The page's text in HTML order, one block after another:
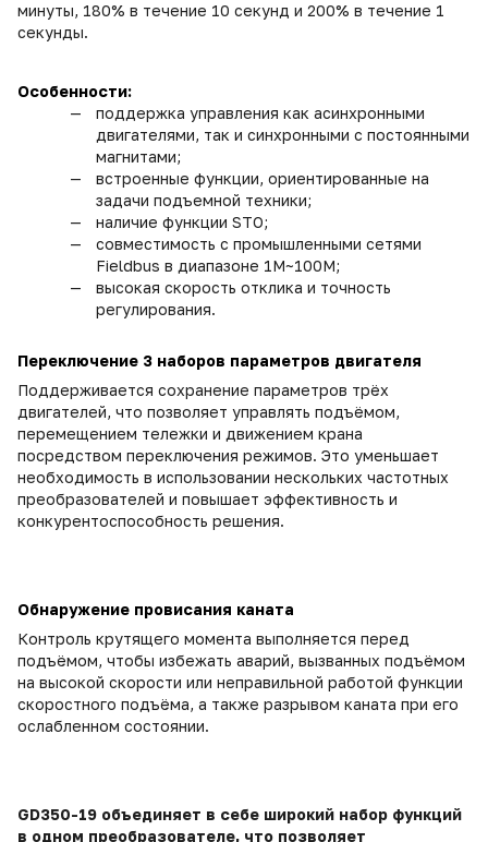
минуты, 180% в течение 10 секунд и 200% в течение 1
секунды.
Особенности:
поддержка управления как асинхронными
двигателями, так и синхронными с постоянными
магнитами;
встроенные функции, ориентированные на
задачи подъемной техники;
наличие функции STO;
совместимость с промышленными сетями
Fieldbus в диапазоне 1M~100M;
высокая скорость отклика и точность
регулирования.
Переключение 3 наборов параметров двигателя
Поддерживается сохранение параметров трёх
двигателей, что позволяет управлять подъёмом,
перемещением тележки и движением крана
посредством переключения режимов. Это уменьшает
необходимость в использовании нескольких частотных
преобразователей и повышает эффективность и
конкурентоспособность решения.
Обнаружение провисания каната
Контроль крутящего момента выполняется перед
подъёмом, чтобы избежать аварий, вызванных подъёмом
на высокой скорости или неправильной работой функции
скоростного подъёма, а также разрывом каната при его
ослабленном состоянии.
GD350-19 объединяет в себе широкий набор функций
в одном преобразователе, что позволяет